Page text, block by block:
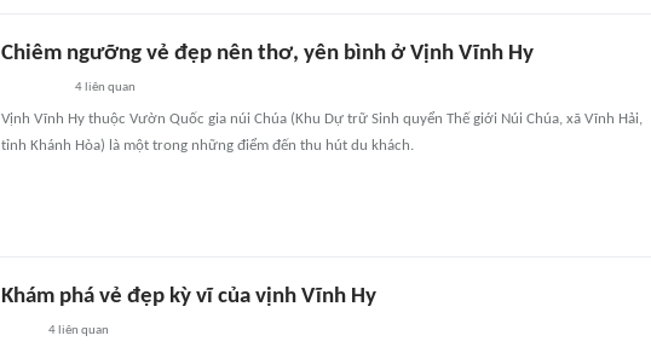
Chiêm ngưỡng vẻ đẹp nên thơ, yên bình ở Vịnh Vĩnh Hy
4liên quan
Vịnh Vĩnh Hy thuộc Vườn Quốc gia núi Chúa (Khu Dự trữ Sinh quyển Thế giới Núi Chúa, xã Vĩnh Hải,
tỉnh Khánh Hòa) là một trong những điểm đến thu hút du khách.
Khám phá vẻ đẹp kỳ vĩ của vịnh Vĩnh Hy
4 liên quan